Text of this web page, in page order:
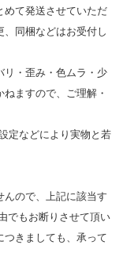
めて発送させていただ
、同梱などはお受付し
リ・歪み・色ムラ・少
ますので、ご理解・
定などにより実物と若
んので、上記に該当す
でもお断りさせて頂い
つきましても、承って